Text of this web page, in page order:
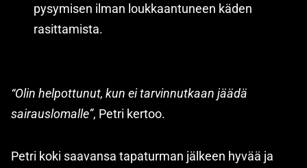
pysymisen ilman loukkaantuneen käden
rasittamista.
“Olin helpottunut, kun ei tarvinnutkaan jäädä
sairauslomalle”, Petri kertoo.
Petri koki saavansa tapaturman jälkeen hyvää ja